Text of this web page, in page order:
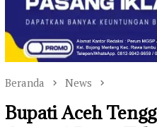
Beranda News
Bupati Aceh